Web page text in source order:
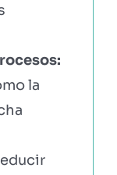
la